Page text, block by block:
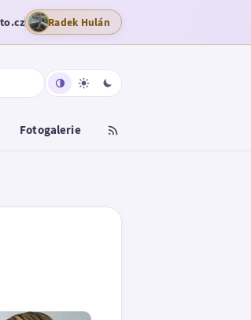
Radek Hulán
Fotogalerie